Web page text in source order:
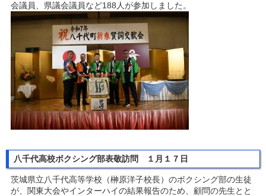
会議員、県議会議員など188人が参加しました。
八千代高校ボクシング部表敬訪問 １月１７日
茨城県立八千代高等学校（榊󠄀原洋子校長）のボクシング部の生徒
が、関東大会やインターハイの結果報告のため、顧問の先生とと